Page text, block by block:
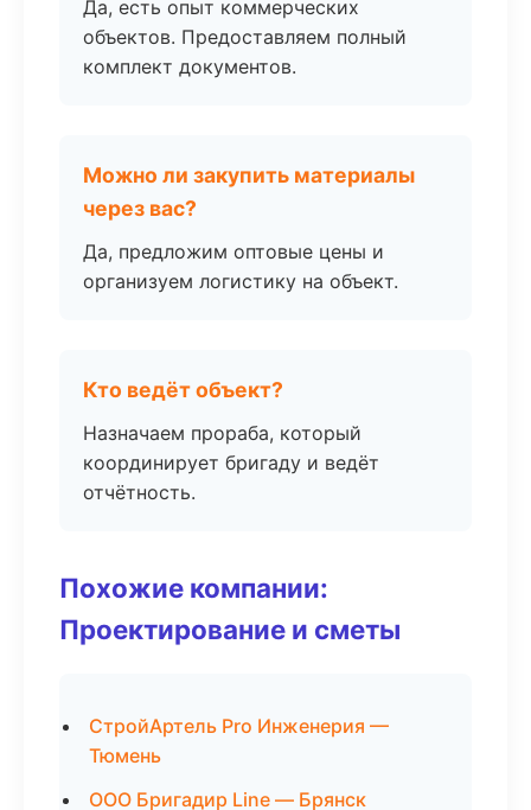
Да, есть опыт коммерческих
объектов. Предоставляем полный
комплект документов.
Можно ли закупить материалы
через вас?
Да, предложим оптовые цены и
организуем логистику на объект.
Кто ведёт объект?
Назначаем прораба, который
координирует бригаду и ведёт
отчётность.
Похожие компании:
Проектирование и сметы
СтройАртель Pro Инженерия —
Тюмень
ООО Бригадир Line — Брянск